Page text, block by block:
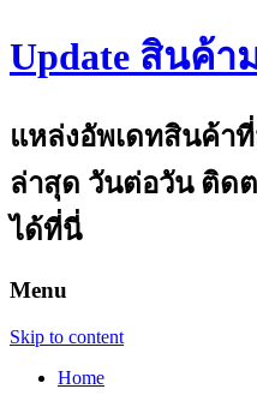
Update สินค้า
แหล่งอัพเดทสินค้า
ล่าสุด วันต่อวัน ติด
ได้ที่นี่
Menu
Skip to content
Home